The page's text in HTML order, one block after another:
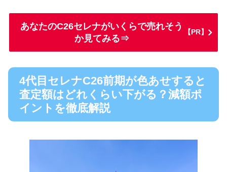
あなたのC26セレナがいくらで売れそう
か見てみる⇒
【PR】
4代目セレナC26前期が色あせすると
査定額はどれくらい下がる？減額ポ
イントを徹底解説